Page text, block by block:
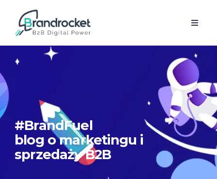
#BrandFuel
blog o marketingu i
sprzedaży B2B